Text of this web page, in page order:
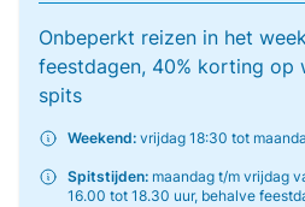
Onbeperkt reizen in het
feestdagen, 40% korting op
spits
Weekend: vrijdag 18:30 tot
Spitstijden: maandag t/m vrijdag
16.00 tot 18.30 uur, behalve